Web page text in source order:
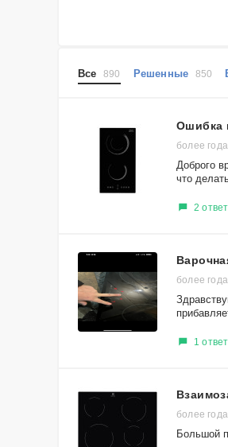
Все 890 Решенные 850
Ошибка
более
Доброго
что
2
более
1 ответ
более
Большой